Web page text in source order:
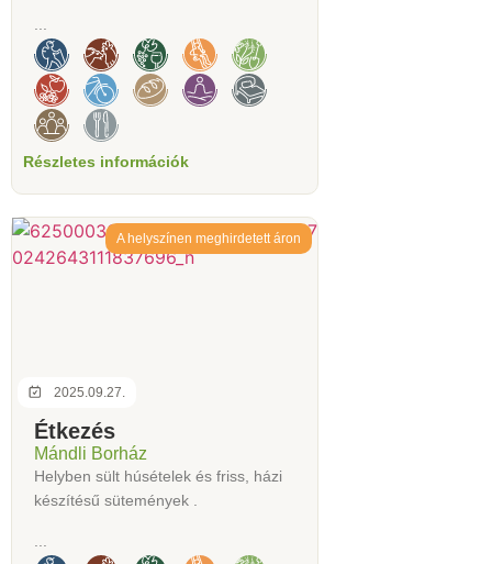
...
Részletes információk
2025.09.27.
A helyszínen meghirdetett áron
Étkezés
Mándli Borház
Helyben sült húsételek és friss, házi
készítésű sütemények .